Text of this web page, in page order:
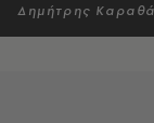
Δημήτρης